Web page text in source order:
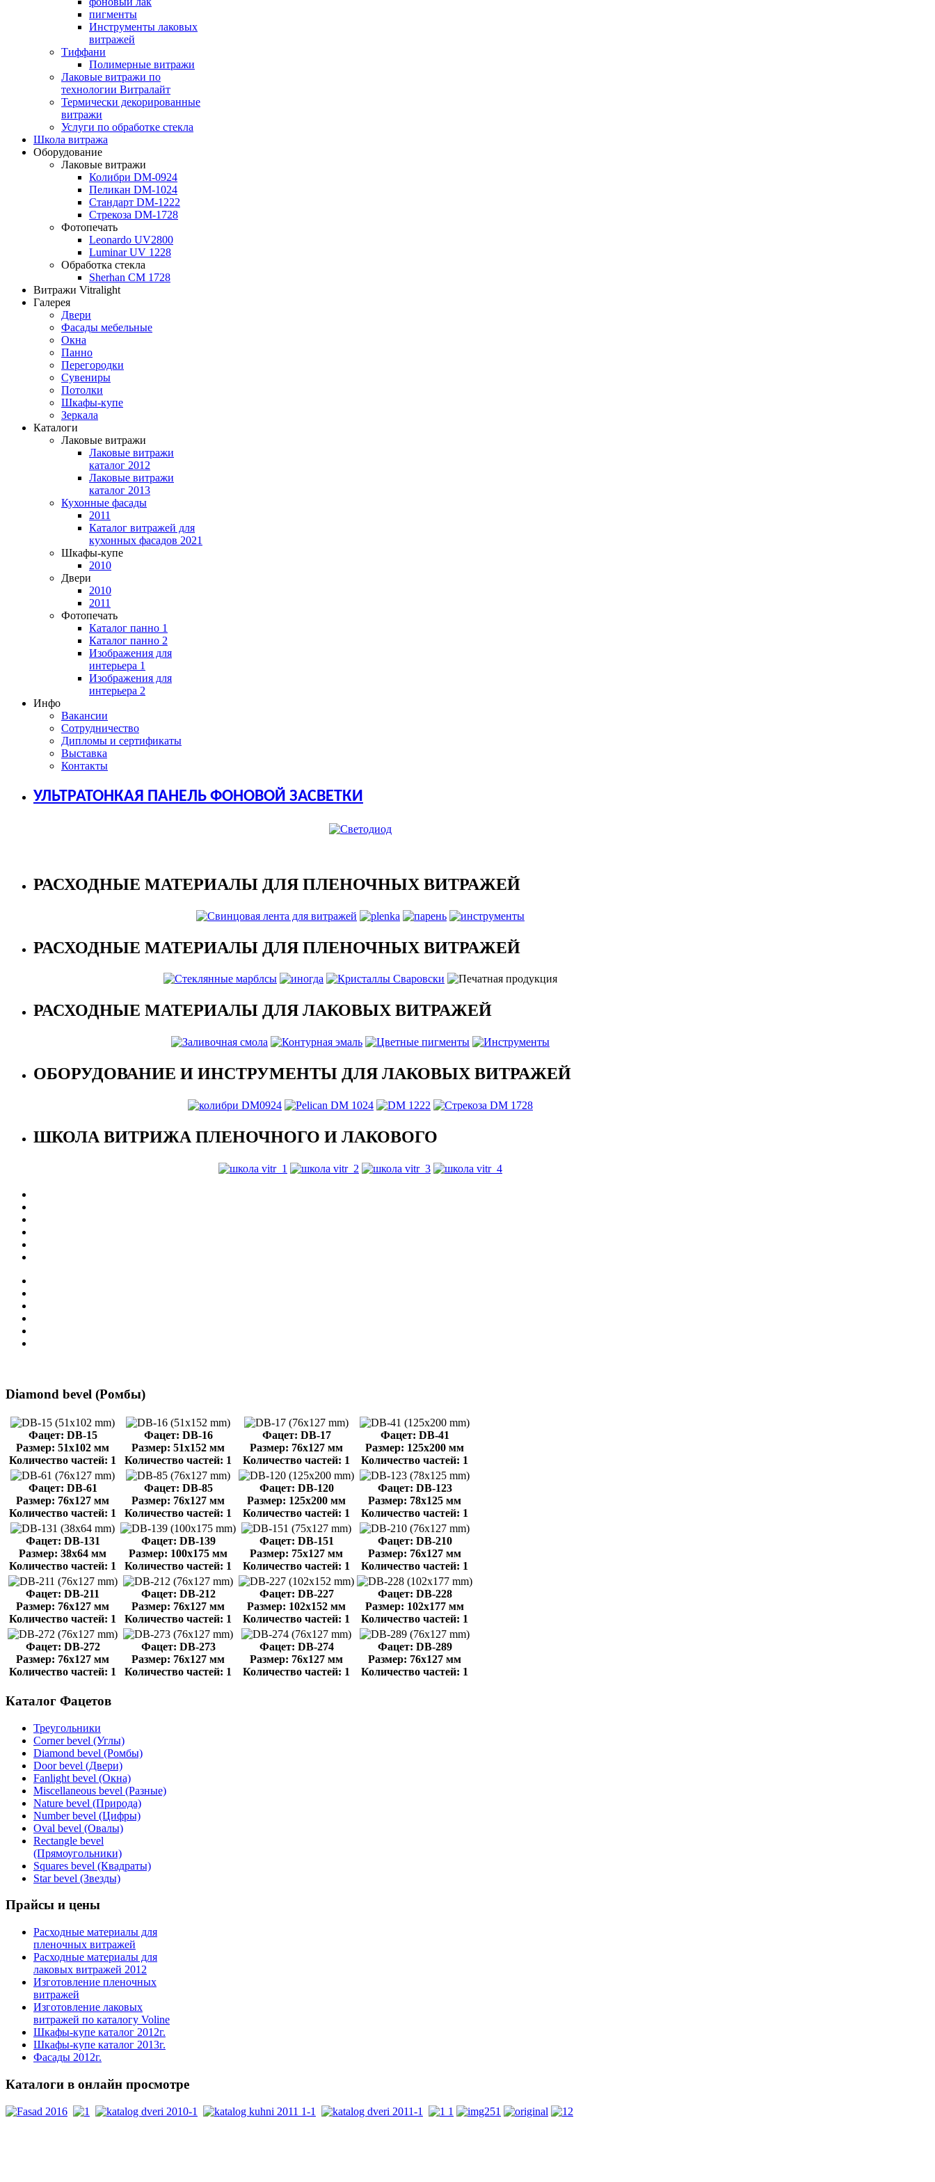
пигменты
Инструменты лаковых
витражей
Тиффани
Полимерные витражи
Лаковые витражи по
технологии Витралайт
Термически декорированные
витражи
Услуги по обработке стекла
Школа витража
Оборудование
Лаковые витражи
Колибри DM-0924
Пеликан DM-1024
Стандарт DM-1222
Стрекоза DM-1728
Фотопечать
Leonardo UV2800
Luminar UV 1228
Обработка стекла
Sherhan CM 1728
Витражи Vitralight
Галерея
Двери
Фасады мебельные
Окна
Панно
Перегородки
Сувениры
Потолки
Шкафы-купе
Зеркала
Каталоги
Лаковые витражи
Лаковые витражи
каталог 2012
Лаковые витражи
каталог 2013
Кухонные фасады
2011
Каталог витражей для
кухонных фасадов 2021
Шкафы-купе
2010
Двери
2010
2011
Фотопечать
Каталог панно 1
Каталог панно 2
Изображения для
интерьера 1
Изображения для
интерьера 2
Инфо
Вакансии
Сотрудничество
Дипломы и сертификаты
Выставка
Контакты
УЛЬТРАТОНКАЯ ПАНЕЛЬ ФОНОВОЙ ЗАСВЕТКИ
РАСХОДНЫЕ МАТЕРИАЛЫ ДЛЯ ПЛЕНОЧНЫХ ВИТРАЖЕЙ
РАСХОДНЫЕ МАТЕРИАЛЫ ДЛЯ ПЛЕНОЧНЫХ ВИТРАЖЕЙ
РАСХОДНЫЕ МАТЕРИАЛЫ ДЛЯ ЛАКОВЫХ ВИТРАЖЕЙ
ОБОРУДОВАНИЕ И ИНСТРУМЕНТЫ ДЛЯ ЛАКОВЫХ ВИТРАЖЕЙ
ШКОЛА ВИТРИЖА ПЛЕНОЧНОГО И ЛАКОВОГО
Diamond bevel (Ромбы)
Фацет: DB-15
Размер: 51x102 мм
Количество частей: 1
Фацет: DB-16
Размер: 51x152 мм
Количество частей: 1
Фацет: DB-17
Размер: 76x127 мм
Количество частей: 1
Фацет: DB-41
Размер: 125x200 мм
Количество частей: 1
Фацет: DB-61
Размер: 76x127 мм
Количество частей: 1
Фацет: DB-85
Размер: 76x127 мм
Количество частей: 1
Фацет: DB-120
Размер: 125x200 мм
Количество частей: 1
Фацет: DB-123
Размер: 78x125 мм
Количество частей: 1
Фацет: DB-131
Размер: 38x64 мм
Количество частей: 1
Фацет: DB-139
Размер: 100x175 мм
Количество частей: 1
Фацет: DB-151
Размер: 75x127 мм
Количество частей: 1
Фацет: DB-210
Размер: 76x127 мм
Количество частей: 1
Фацет: DB-211
Размер: 76x127 мм
Количество частей: 1
Фацет: DB-212
Размер: 76x127 мм
Количество частей: 1
Фацет: DB-227
Размер: 102x152 мм
Количество частей: 1
Фацет: DB-228
Размер: 102x177 мм
Количество частей: 1
Фацет: DB-272
Размер: 76x127 мм
Количество частей: 1
Фацет: DB-273
Размер: 76x127 мм
Количество частей: 1
Фацет: DB-274
Размер: 76x127 мм
Количество частей: 1
Фацет: DB-289
Размер: 76x127 мм
Количество частей: 1
Каталог Фацетов
Треугольники
Corner bevel (Углы)
Diamond bevel (Ромбы)
Door bevel (Двери)
Fanlight bevel (Окна)
Miscellaneous bevel (Разные)
Nature bevel (Природа)
Number bevel (Цифры)
Oval bevel (Овалы)
Rectangle bevel
(Прямоугольники)
Squares bevel (Квадраты)
Star bevel (Звезды)
Прайсы и цены
Расходные материалы для
пленочных витражей
Расходные материалы для
лаковых витражей 2012
Изготовление пленочных
витражей
Изготовление лаковых
витражей по каталогу Voline
Шкафы-купе каталог 2012г.
Шкафы-купе каталог 2013г.
Фасады 2012г.
Каталоги в онлайн просмотре